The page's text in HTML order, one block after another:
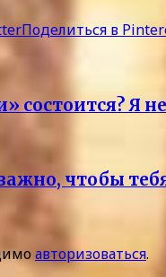
Поделиться в
Я
чтобы
авторизоваться.